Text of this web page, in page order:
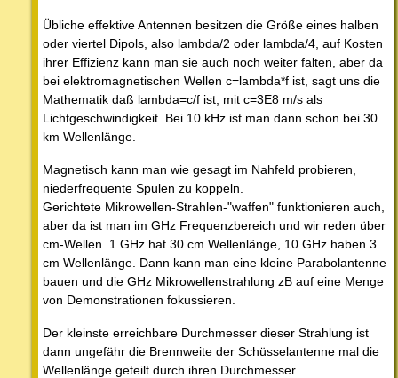
Übliche effektive Antennen besitzen die Größe eines halben
oder viertel Dipols, also lambda/2 oder lambda/4, auf Kosten
ihrer Effizienz kann man sie auch noch weiter falten, aber da
bei elektromagnetischen Wellen c=lambda*f ist, sagt uns die
Mathematik daß lambda=c/f ist, mit c=3E8 m/s als
Lichtgeschwindigkeit. Bei 10 kHz ist man dann schon bei 30
km Wellenlänge.
Magnetisch kann man wie gesagt im Nahfeld probieren,
niederfrequente Spulen zu koppeln.
Gerichtete Mikrowellen-Strahlen-"waffen" funktionieren auch,
aber da ist man im GHz Frequenzbereich und wir reden über
cm-Wellen. 1 GHz hat 30 cm Wellenlänge, 10 GHz haben 3
cm Wellenlänge. Dann kann man eine kleine Parabolantenne
bauen und die GHz Mikrowellenstrahlung zB auf eine Menge
von Demonstrationen fokussieren.
Der kleinste erreichbare Durchmesser dieser Strahlung ist
dann ungefähr die Brennweite der Schüsselantenne mal die
Wellenlänge geteilt durch ihren Durchmesser.